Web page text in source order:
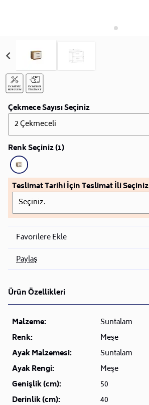
Çekmece Sayısı Seçiniz
2 Çekmeceli
Renk Seçiniz (1)
Teslimat Tarihi İçin Teslimat İli Seçiniz
Seçiniz.
Favorilere Ekle
Paylaş
Ürün Özellikleri
Malzeme:
Suntalam
Renk:
Meşe
Ayak Malzemesi:
Suntalam
Ayak Rengi:
Meşe
Genişlik (cm):
50
Derinlik (cm):
40